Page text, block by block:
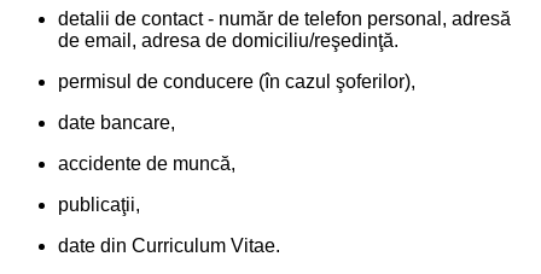
detalii de contact - număr de telefon personal, adresă
de email, adresa de domiciliu/reşedinţă.
permisul de conducere (în cazul şoferilor),
date bancare,
accidente de muncă,
publicaţii,
date din Curriculum Vitae.